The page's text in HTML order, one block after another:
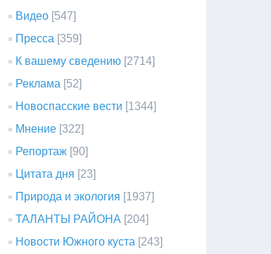
Видео [547]
Пресса [359]
К вашему сведению [2714]
Реклама [52]
Новоспасские вести [1344]
Мнение [322]
Репортаж [90]
Цитата дня [23]
Природа и экология [1937]
ТАЛАНТЫ РАЙОНА [204]
Новости Южного куста [243]